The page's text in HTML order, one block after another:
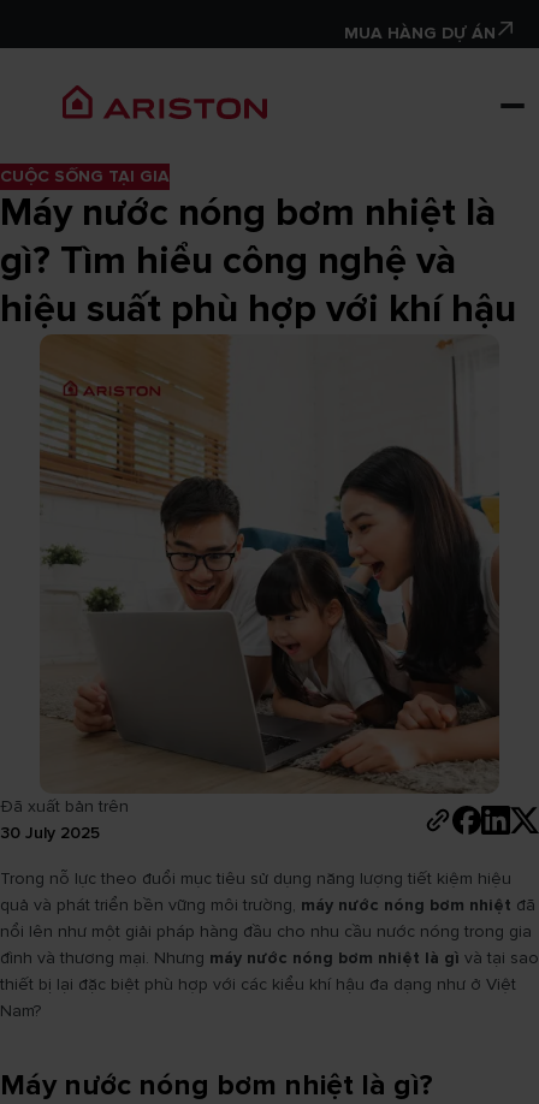
MUA HÀNG DỰ ÁN
CUỘC SỐNG TẠI GIA
Máy nước nóng bơm nhiệt là
gì? Tìm hiểu công nghệ và
hiệu suất phù hợp với khí hậu
Đã xuất bản trên
30 July 2025
Trong nỗ lực theo đuổi mục tiêu sử dụng năng lượng tiết kiệm hiệu
quả và phát triển bền vững môi trường, máy nước nóng bơm nhiệt đã
nổi lên như một giải pháp hàng đầu cho nhu cầu nước nóng trong gia
đình và thương mại. Nhưng máy nước nóng bơm nhiệt là gì và tại sao
thiết bị lại đặc biệt phù hợp với các kiểu khí hậu đa dạng như ở Việt
Nam?
Máy nước nóng bơm nhiệt là gì?